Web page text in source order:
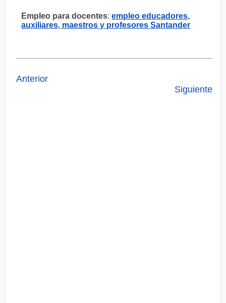
Empleo para docentes:empleo educadores,
auxiliares, maestros y profesores Santander
Anterior
Siguiente